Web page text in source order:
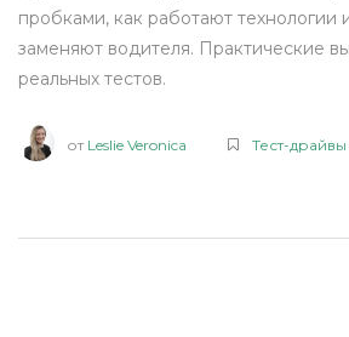
пробками, как работают технологии
заменяют водителя. Практические
реальных тестов.
от Leslie Veronica Тест-драйвы